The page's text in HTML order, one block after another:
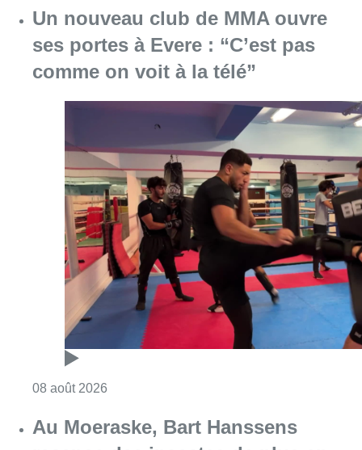
Un nouveau club de MMA ouvre
ses portes à Evere : “C’est pas
comme on voit à la télé”
08 août 2026
Au Moeraske, Bart Hanssens